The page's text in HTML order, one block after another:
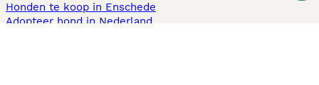
Honden te koop in Enschede
Adopteer hond in Nederland